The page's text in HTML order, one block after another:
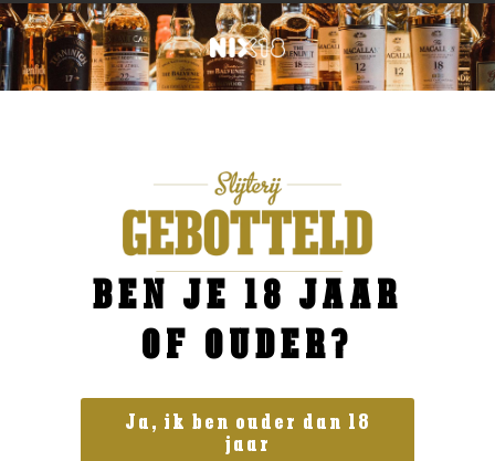
BEN JE 18 JAAR
OF OUDER?
Ja, ik ben ouder dan 18
jaar